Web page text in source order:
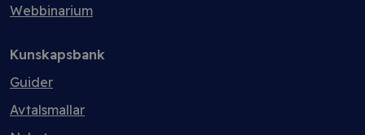
Webbinarium
Kunskapsbank
Guider
Avtalsmallar